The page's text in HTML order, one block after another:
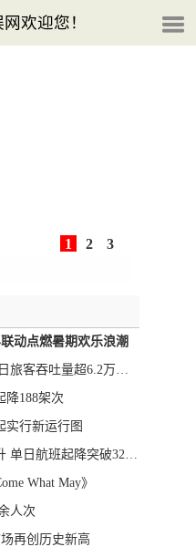
欢迎您！
1 2 3
动点燃暑期欢乐浪潮
美兰机场暑运客流平稳运行 连续两日旅客吞吐量超6.2万人次
降188架次
实行新运行图
三亚机场六月中期运营数据稳中有升 单日航班起降突破320架次
What May》
人次
再创历史新高